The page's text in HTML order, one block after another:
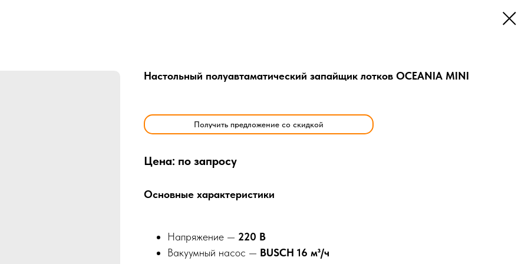
Настольный полуавтаматический запайщик лотков OCEANIA MINI
Получить предложение со скидкой
Цена: по запросу
Основные характеристики
Напряжение — 220 В
Вакуумный насос — BUSCH 16 м³/ч